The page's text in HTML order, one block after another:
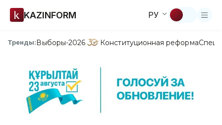
KAZINFORM РУ
Тренды:Выборы-2026 Конституционная реформа